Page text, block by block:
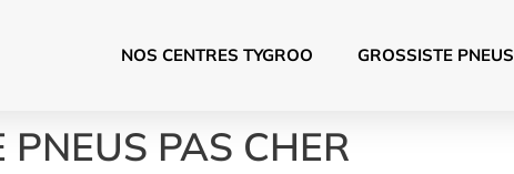
NOS CENTRES TYGROO GROSSISTE PNEUS
PNEUS PAS CHER